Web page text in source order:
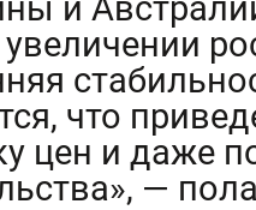
и
что
цен и даже
—